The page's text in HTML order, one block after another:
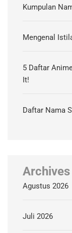
Kumpulan
Mengenal
5 Daftar
It!
Daftar Nama
Archives
Agustus 2026
Juli 2026